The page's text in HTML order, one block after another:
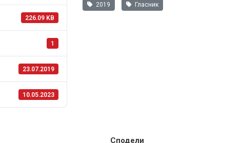
226.09 KB
1
23.07.2019
10.05.2023
2019 Гласник
Сподели